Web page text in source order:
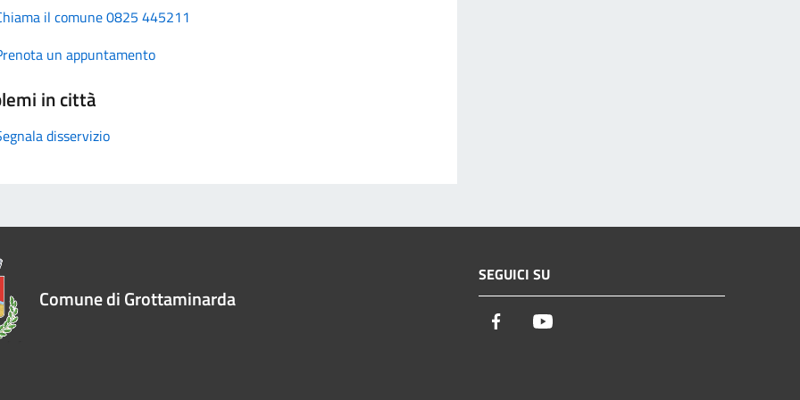
il comune 0825 445211
un appuntamento
in città
disservizio
Comune di Grottaminarda
SEGUICI SU
Facebook